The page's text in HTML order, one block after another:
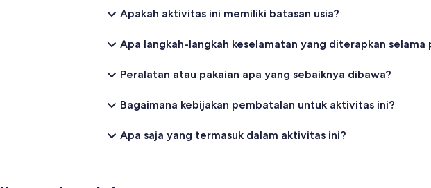
Apakah aktivitas ini memiliki batasan usia?
Apa langkah-langkah keselamatan yang diterapkan selama
Peralatan atau pakaian apa yang sebaiknya dibawa?
Bagaimana kebijakan pembatalan untuk aktivitas ini?
Apa saja yang termasuk dalam aktivitas ini?